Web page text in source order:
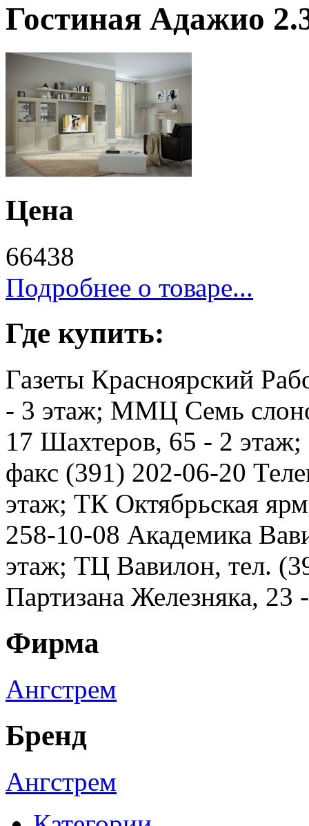
Гостиная Адажио
Цена
66438
Подробнее о товаре...
Где купить:
Газеты Красноярский
- 3 этаж; ММЦ Семь
17 Шахтеров, 65 - 2
факс (391) 202-06-20
этаж; ТК Октябрьская
258-10-08 Академика
этаж; ТЦ Вавилон, тел.
Партизана Железняка,
Фирма
Ангстрем
Бренд
Ангстрем